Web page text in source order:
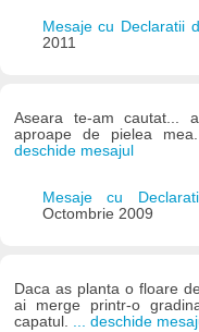
Mesaje cu Declaratii
2011
Aseara te-am cautat...
aproape de pielea
deschide mesajul
Mesaje cu
Octombrie 2009
Daca as planta o floare
ai merge printr-o
capatul. ... deschide